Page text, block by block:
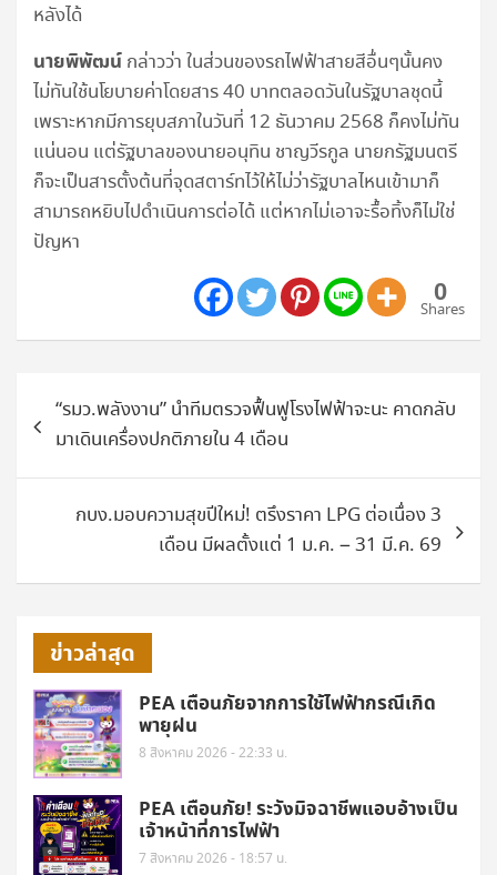
หลังได้
นายพิพัฒน์ กล่าวว่า ในส่วนของรถไฟฟ้าสายสีอื่นๆนั้นคง
ไม่ทันใช้นโยบายค่าโดยสาร 40 บาทตลอดวันในรัฐบาลชุดนี้
เพราะหากมีการยุบสภาในวันที่ 12 ธันวาคม 2568 ก็คงไม่ทัน
แน่นอน แต่รัฐบาลของนายอนุทิน ชาญวีรกูล นายกรัฐมนตรี
ก็จะเป็นสารตั้งต้นที่จุดสตาร์ทไว้ให้ไม่ว่ารัฐบาลไหนเข้ามาก็
สามารถหยิบไปดำเนินการต่อได้ แต่หากไม่เอาจะรื้อทิ้งก็ไม่ใช่
ปัญหา
0
Shares
แนะแนว
เรื่อง“รมว.พลังงาน” นำทีมตรวจฟื้นฟูโรงไฟฟ้าจะนะ คาดกลับ
มาเดินเครื่องปกติภายใน 4 เดือน
กบง.มอบความสุขปีใหม่! ตรึงราคา LPG ต่อเนื่อง 3
เดือน มีผลตั้งแต่ 1 ม.ค. – 31 มี.ค. 69
ข่าวล่าสุด
PEA เตือนภัยจากการใช้ไฟฟ้ากรณีเกิด
พายุฝน
8 สิงหาคม 2026 - 22:33 น.
PEA เตือนภัย! ระวังมิจฉาชีพแอบอ้างเป็น
เจ้าหน้าที่การไฟฟ้า
7 สิงหาคม 2026 - 18:57 น.